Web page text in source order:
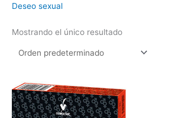
Deseo sexual
Mostrando el único resultado